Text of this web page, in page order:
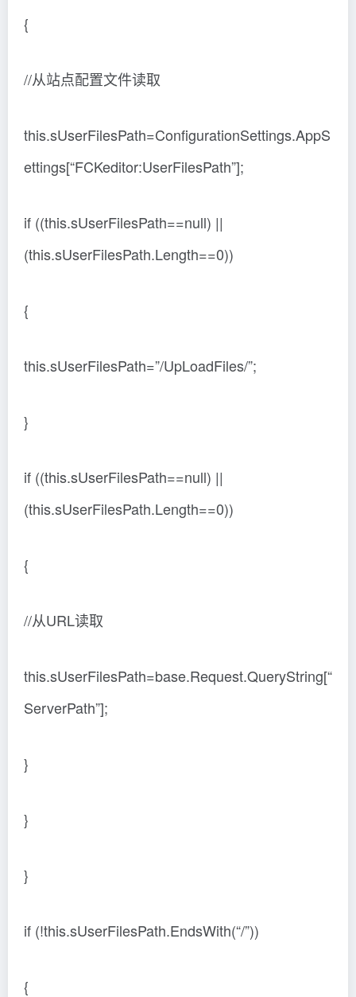
{
//从站点配置文件读取
this.sUserFilesPath=ConfigurationSettings.AppS
ettings[“FCKeditor:UserFilesPath”];
if ((this.sUserFilesPath==null) ||
(this.sUserFilesPath.Length==0))
{
this.sUserFilesPath=”/UpLoadFiles/”;
}
if ((this.sUserFilesPath==null) ||
(this.sUserFilesPath.Length==0))
{
//从URL读取
this.sUserFilesPath=base.Request.QueryString[“
ServerPath”];
}
}
}
if (!this.sUserFilesPath.EndsWith(“/”))
{